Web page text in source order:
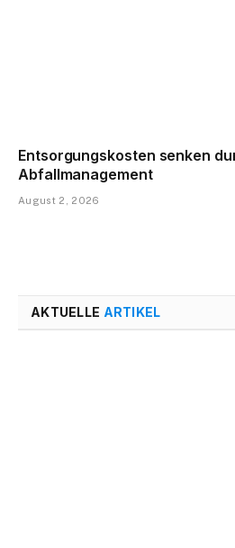
Entsorgungskosten senken
Abfallmanagement
August 2, 2026
AKTUELLE ARTIKEL